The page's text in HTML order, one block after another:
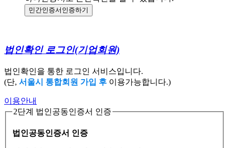
민간인증서 인증하기
법인확인 로그인(기업회원)
법인확인을 통한 로그인 서비스입니다.
(단, 서울시 통합회원 가입 후 이용가능합니다.)
이용안내
2단계 법인공동인증서 인증
법인공동인증서 인증